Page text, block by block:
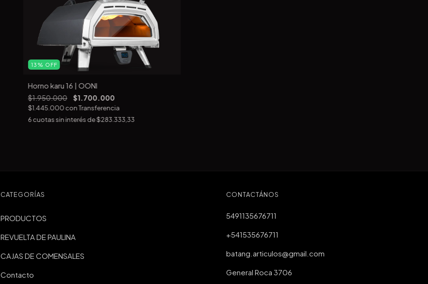
13 % OFF
Horno karu 16 | OONI
$1.950.000 $1.700.000
$1.445.000conTransferencia
6cuotas sin interés de$283.333,33
CATEGORÍAS
PRODUCTOS
REVUELTA DE PAULINA
CAJAS DE COMENSALES
Contacto
CONTACTÁNOS
5491135676711
+541535676711
batang.articulos@gmail.com
General Roca 3706